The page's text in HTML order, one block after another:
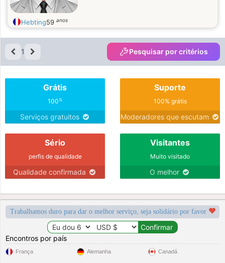
Hebting59 anos
1 Pesquisar por critérios
Grátis
100%
Serviços gratuitos
Suporte
100% grátis
Moderadores que escutam
Sério
perfis de qualidade
Qualidade confirmada
Visitantes
Muito visitado
O melhor
Trabalhamos duro para dar o melhor serviço, seja solidário por favor
Encontros por país
França Alemanha Canadá